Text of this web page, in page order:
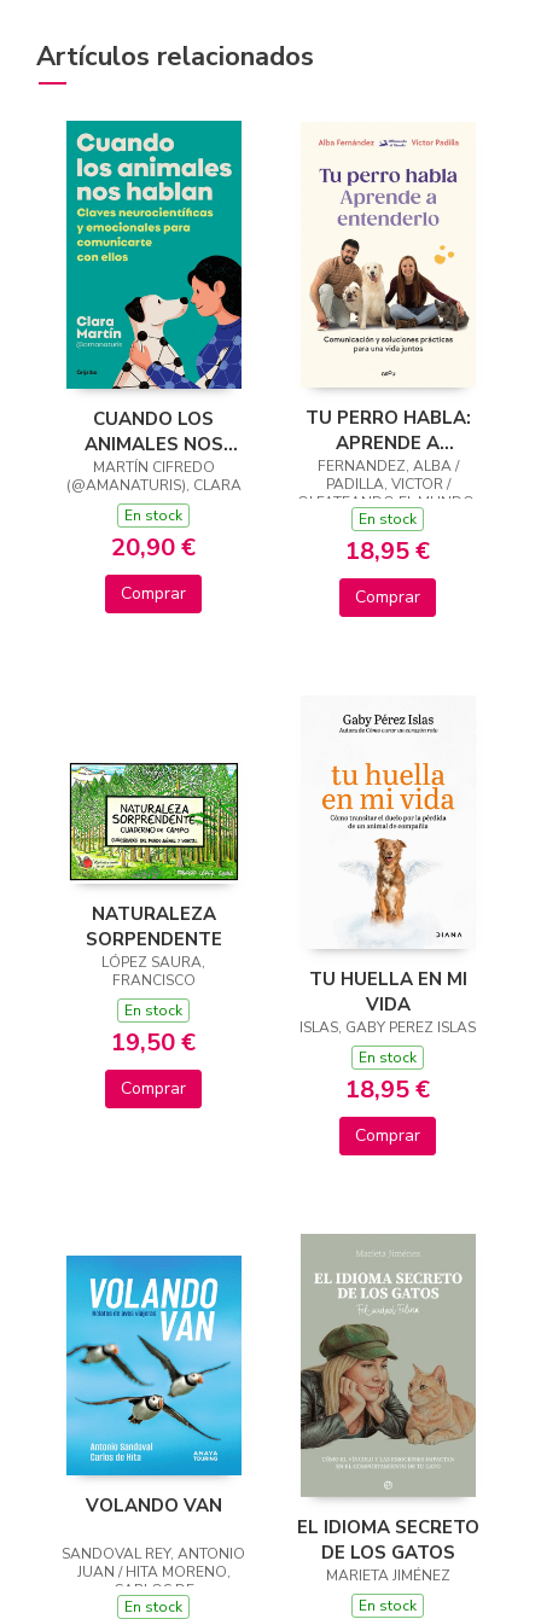
Artículos relacionados
CUANDO LOS
ANIMALES NOS
HABLAN
MARTÍN CIFREDO
(@AMANATURIS), CLARA
En stock
20,90 €
Comprar
TU PERRO HABLA:
APRENDE A
ENTENDERLO
FERNANDEZ, ALBA /
PADILLA, VICTOR /
OLFATEANDO EL MUNDO,
En stock
18,95 €
Comprar
NATURALEZA
SORPENDENTE
LÓPEZ SAURA,
FRANCISCO
En stock
19,50 €
Comprar
TU HUELLA EN MI
VIDA
ISLAS, GABY PEREZ ISLAS
En stock
18,95 €
Comprar
VOLANDO VAN
SANDOVAL REY, ANTONIO
JUAN / HITA MORENO,
CARLOS DE
En stock
EL IDIOMA SECRETO
DE LOS GATOS
MARIETA JIMÉNEZ
En stock